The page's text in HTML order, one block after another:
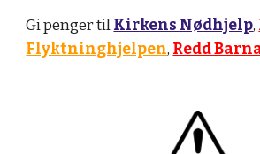
Gi penger tilKirkens Nødhjelp,
Flyktninghjelpen, Redd